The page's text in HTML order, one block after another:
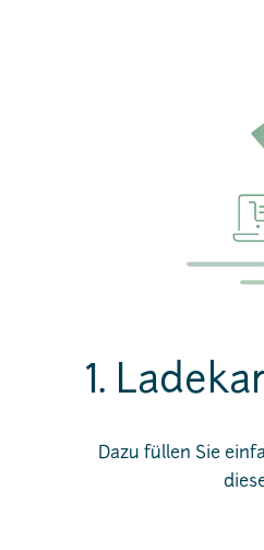
1.
Dazu füllen Sie